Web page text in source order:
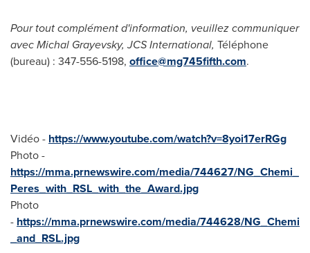
Pour tout complément d'information, veuillez communiquer
avecMichal Grayevsky, JCS International, Téléphone
(bureau) : 347-556-5198, office@mg745fifth.com.
Vidéo - https://www.youtube.com/watch?v=8yoi17erRGg
Photo -
https://mma.prnewswire.com/media/744627/NG_Chemi_
Peres_with_RSL_with_the_Award.jpg
Photo
- https://mma.prnewswire.com/media/744628/NG_Chemi
_and_RSL.jpg